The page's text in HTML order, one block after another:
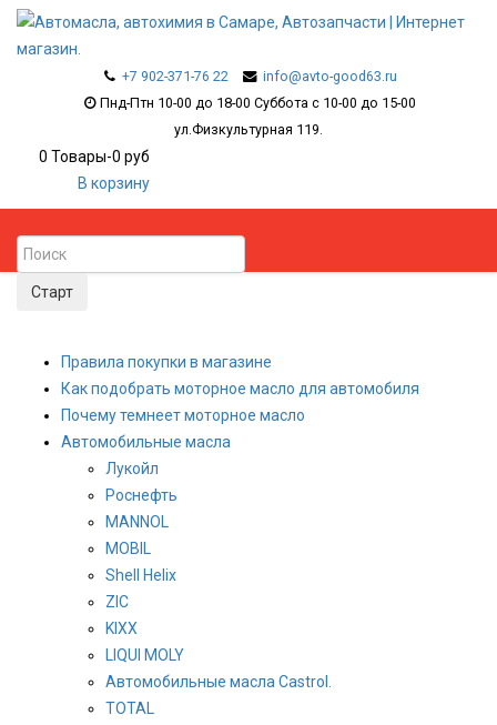
+7 902-371-76 22
info@avto-good63.ru
Пнд-Птн 10-00 до 18-00 Суббота с 10-00 до 15-00
ул.Физкультурная 119.
0 Товары-0 руб
В корзину
Правила покупки в магазине
Как подобрать моторное масло для автомобиля
Почему темнеет моторное масло
Автомобильные масла
Лукойл
Роснефть
MANNOL
MOBIL
Shell Helix
ZIC
KIXX
LIQUI MOLY
Автомобильные масла Castrol.
TOTAL